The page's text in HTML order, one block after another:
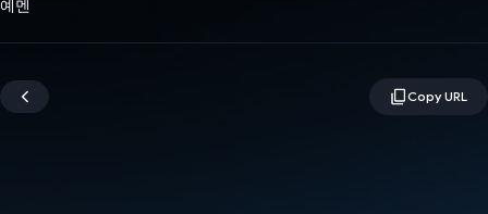
예멘